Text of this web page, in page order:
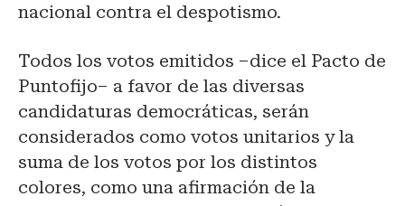
nacional contra el despotismo.
Todos los votos emitidos –dice el Pacto de
Puntofijo– a favor de las diversas
candidaturas democráticas, serán
considerados como votos unitarios y la
suma de los votos por los distintos
colores, como una afirmación de la